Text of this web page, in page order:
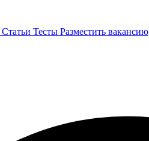
Статьи Тесты Разместить вакансию